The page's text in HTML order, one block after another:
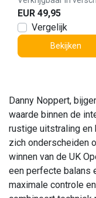
EUR 49,95
Vergelijk
Bekijken
Danny Noppert,
waarde binnen de
rustige uitstraling
zich onderscheiden
winnen van de UK
een perfecte balans
maximale controle